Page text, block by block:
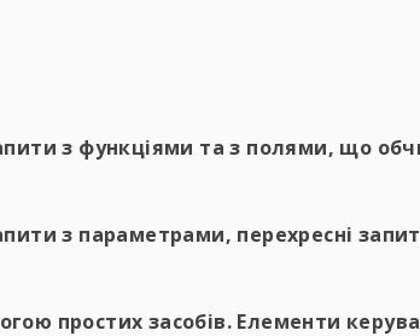
з функціями та з полями, що
з параметрами, перехресні
простих засобів. Елементи